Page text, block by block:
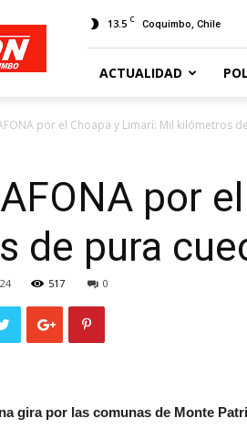
13.5 C Coquimbo, Chile
ACTUALIDAD
por el Choapa y Limarí: Mil kilómetros
por
de pura
517 0
gira por las comunas de Monte